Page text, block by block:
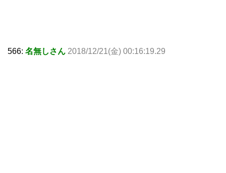
566: 名無しさん 2018/12/21(金) 00:16:19.29